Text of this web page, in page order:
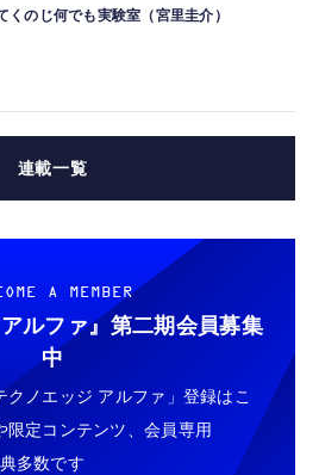
くのじ何でも実験室（宮里圭介）
連載一覧
A MEMBER
ルファ』 第二期会員募集
中
ノエッジ アルファ」登録はこ
限定コンテンツ、会員専用
多数です